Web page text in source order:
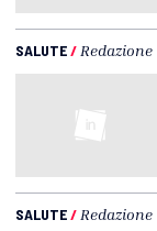
SALUTE/ Redazione
SALUTE/ Redazione